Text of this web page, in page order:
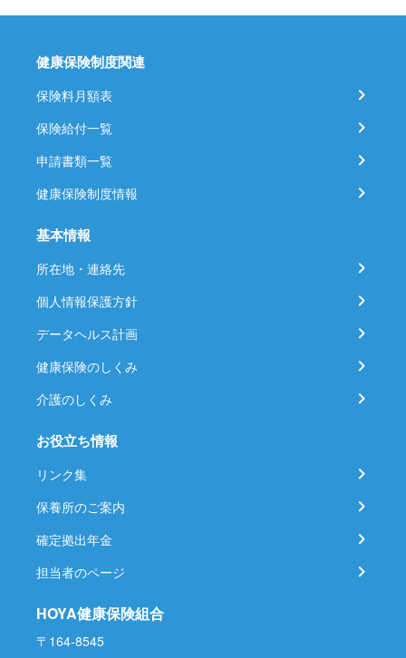
健康保険制度関連
保険料月額表
保険給付一覧
申請書類一覧
健康保険制度情報
基本情報
所在地・連絡先
個人情報保護方針
データヘルス計画
健康保険のしくみ
介護のしくみ
お役立ち情報
リンク集
保養所のご案内
確定拠出年金
担当者のページ
HOYA健康保険組合
〒164-8545